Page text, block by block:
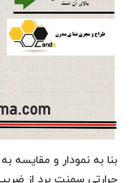
بنا به نمودار و
حرارتی سمنت برد از